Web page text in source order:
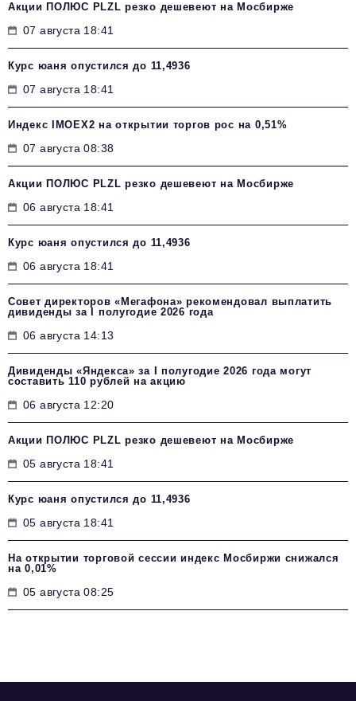
Акции ПОЛЮС PLZL резко дешевеют на Мосбирже
07 августа 18:41
Курс юаня опустился до 11,4936
07 августа 18:41
Индекс IMOEX2 на открытии торгов рос на 0,51%
07 августа 08:38
Акции ПОЛЮС PLZL резко дешевеют на Мосбирже
06 августа 18:41
Курс юаня опустился до 11,4936
06 августа 18:41
Совет директоров «Мегафона» рекомендовал выплатить
дивиденды за I полугодие 2026 года
06 августа 14:13
Дивиденды «Яндекса» за I полугодие 2026 года могут
составить 110 рублей на акцию
06 августа 12:20
Акции ПОЛЮС PLZL резко дешевеют на Мосбирже
05 августа 18:41
Курс юаня опустился до 11,4936
05 августа 18:41
На открытии торговой сессии индекс Мосбиржи снижался
на 0,01%
05 августа 08:25